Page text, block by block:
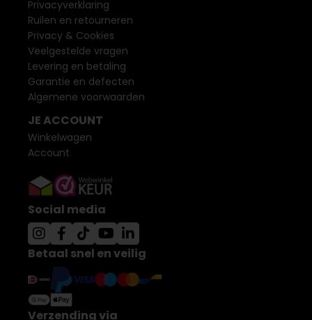
Privacyverklaring
Ruilen en retourneren
Privacy & Cookies
Veelgestelde vragen
Levering en betaling
Garantie en defecten
Algemene voorwaarden
JE ACCOUNT
Winkelwagen
Account
Social media
Betaal snel en veilig
Verzending via